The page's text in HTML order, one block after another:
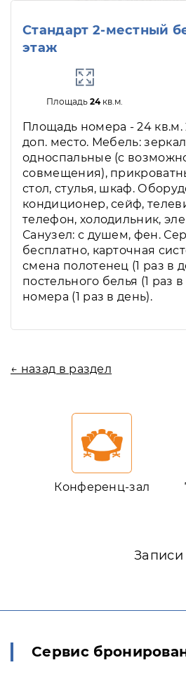
Стандарт 2-местный
этаж
Площадь24кв.м.
Площадь номера - 24 кв.м.
доп. место. Мебель:
односпальные (с
совмещения),
стол, стулья, шкаф.
кондиционер, сейф,
телефон, холодильник,
Санузел: с душем, фен.
бесплатно, карточная
смена полотенец (1 раз в
постельного белья (1 раз
номера (1 раз в день).
← назад в раздел
Конференц-зал
Записи
Сервис